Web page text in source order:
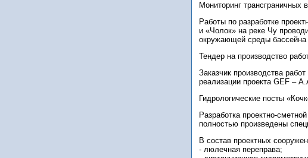
Мониторинг трансграничных
Работы по разработке
и «Чолок» на реке Чу
окружающей среды бассейна
Тендер на производство
Заказчик производства
реализации проекта GEF –
Гидрологические посты
Разработка проектно-
полностью произведены
В состав проектных
- люлечная переправа;